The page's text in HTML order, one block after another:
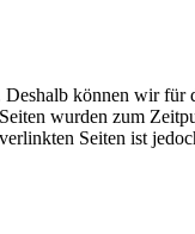
können wir
wurden zum
Seiten ist